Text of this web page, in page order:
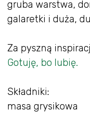
gruba warstwa,
galaretki i duża,
Za pyszną
Gotuję, bo lubię.
Składniki:
masa grysikowa